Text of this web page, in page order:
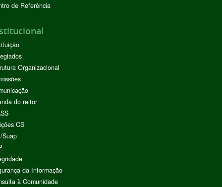
de Referência
Organizacional
do reitor
CS
Suap
da Informação
à Comunidade